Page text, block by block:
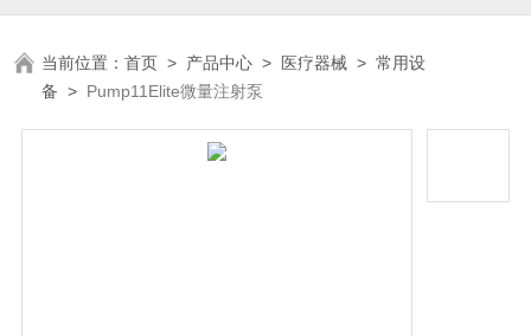
当前位置：首页 > 产品中心 > 医疗器械 >常用设
备 > Pump11Elite微量注射泵